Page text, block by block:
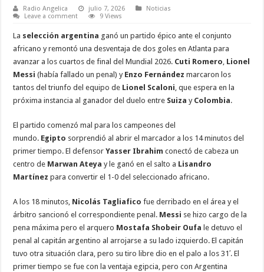
Radio Angelica julio 7, 2026
Noticias
Leave a comment
9 Views
La selección argentina ganó un partido épico ante el conjunto
africano y remontó una desventaja de dos goles en Atlanta para
avanzar a los cuartos de final del Mundial 2026. Cuti Romero, Lionel
Messi (había fallado un penal) y Enzo Fernández marcaron los
tantos del triunfo del equipo de Lionel Scaloni, que espera en la
próxima instancia al ganador del duelo entre Suizay Colombia.
El partido comenzó mal para los campeones del
mundo. Egipto sorprendió al abrir el marcador a los 14 minutos del
primer tiempo. El defensorYasser Ibrahimconectó de cabeza un
centro de Marwan Ateya y le ganó en el salto a Lisandro
Martínez para convertir el 1-0 del seleccionado africano.
A los 18 minutos, Nicolás Tagliafico fue derribado en el área y el
árbitro sancionó el correspondiente penal. Messi se hizo cargo de la
pena máxima pero el arquero Mostafa Shobeir Oufa le detuvo el
penal al capitán argentino al arrojarse a su lado izquierdo. El capitán
tuvo otra situación clara, pero su tiro libre dio en el palo a los 31′. El
primer tiempo se fue con la ventaja egipcia, pero con Argentina